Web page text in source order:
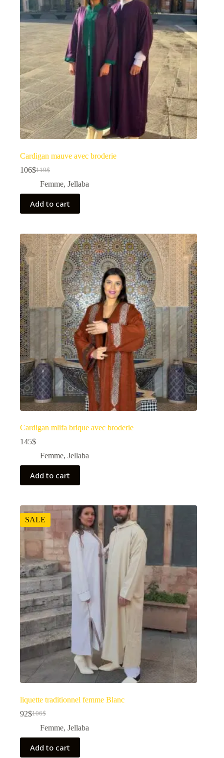
Cardigan mauve avec broderie
119$
106$
Femme, Jellaba
Add to cart
Cardigan mlifa brique avec broderie
145$
Femme, Jellaba
Add to cart
SALE
liquette traditionnel femme Blanc
106$
92$
Femme, Jellaba
Add to cart